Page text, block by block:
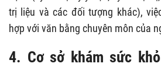
trị liệu và các đối tượng khác),
hợp với văn bằng chuyên môn của
4. Cơ sở khám sức